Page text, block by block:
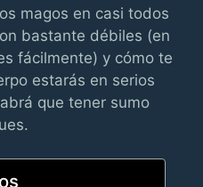
magos en casi todos
bastante débiles (en
fácilmente) y cómo te
estarás en serios
que tener sumo